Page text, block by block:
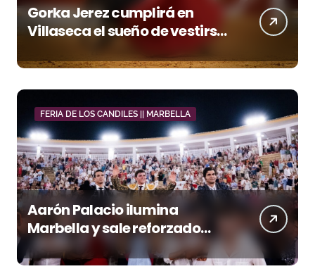
Gorka Jerez cumplirá en
Villaseca el sueño de vestirse
de luces ante los suyos
FERIA DE LOS CANDILES || MARBELLA
Aarón Palacio ilumina
Marbella y sale reforzado
junto a Manzanares y
Morante